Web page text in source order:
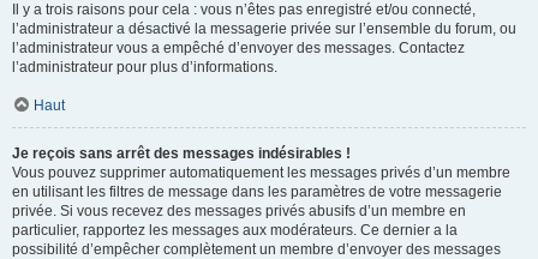
Il y a trois raisons pour cela : vous n’êtes pas enregistré et/ou connecté,
l’administrateur a désactivé la messagerie privée sur l’ensemble du forum, ou
l’administrateur vous a empêché d’envoyer des messages. Contactez
l’administrateur pour plus d’informations.
Haut
Je reçois sans arrêt des messages indésirables !
Vous pouvez supprimer automatiquement les messages privés d’un membre
en utilisant les filtres de message dans les paramètres de votre messagerie
privée. Si vous recevez des messages privés abusifs d’un membre en
particulier, rapportez les messages aux modérateurs. Ce dernier a la
possibilité d’empêcher complètement un membre d’envoyer des messages